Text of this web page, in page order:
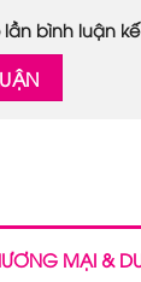
bình luận
MẠI &